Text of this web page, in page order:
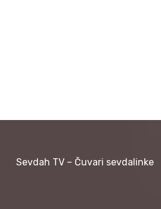
Sevdah TV – Čuvari sevdalinke